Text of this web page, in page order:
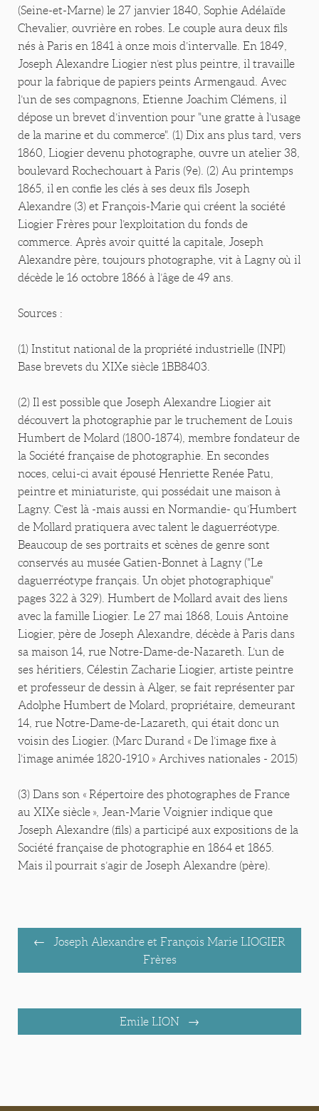
(Seine-et-Marne) le 27 janvier 1840, Sophie Adélaïde
Chevalier, ouvrière en robes. Le couple aura deux fils
nés à Paris en 1841 à onze mois d’intervalle. En 1849,
Joseph Alexandre Liogier n’est plus peintre, il travaille
pour la fabrique de papiers peints Armengaud. Avec
l’un de ses compagnons, Etienne Joachim Clémens, il
dépose un brevet d’invention pour "une gratte à l’usage
de la marine et du commerce". (1) Dix ans plus tard, vers
1860, Liogier devenu photographe, ouvre un atelier 38,
boulevard Rochechouart à Paris (9e). (2) Au printemps
1865, il en confie les clés à ses deux fils Joseph
Alexandre (3) et François-Marie qui créent la société
Liogier Frères pour l’exploitation du fonds de
commerce. Après avoir quitté la capitale, Joseph
Alexandre père, toujours photographe, vit à Lagny où il
décède le 16 octobre 1866 à l’âge de 49 ans.
Sources :
(1) Institut national de la propriété industrielle (INPI)
Base brevets du XIXe siècle 1BB8403.
(2) Il est possible que Joseph Alexandre Liogier ait
découvert la photographie par le truchement de Louis
Humbert de Molard (1800-1874), membre fondateur de
la Société française de photographie. En secondes
noces, celui-ci avait épousé Henriette Renée Patu,
peintre et miniaturiste, qui possédait une maison à
Lagny. C’est là -mais aussi en Normandie- qu’Humbert
de Mollard pratiquera avec talent le daguerréotype.
Beaucoup de ses portraits et scènes de genre sont
conservés au musée Gatien-Bonnet à Lagny ("Le
daguerréotype français. Un objet photographique"
pages 322 à 329). Humbert de Mollard avait des liens
avec la famille Liogier. Le 27 mai 1868, Louis Antoine
Liogier, père de Joseph Alexandre, décède à Paris dans
sa maison 14, rue Notre-Dame-de-Nazareth. L’un de
ses héritiers, Célestin Zacharie Liogier, artiste peintre
et professeur de dessin à Alger, se fait représenter par
Adolphe Humbert de Molard, propriétaire, demeurant
14, rue Notre-Dame-de-Lazareth, qui était donc un
voisin des Liogier. (Marc Durand « De l’image fixe à
l’image animée 1820-1910 » Archives nationales - 2015)
(3) Dans son « Répertoire des photographes de France
au XIXe siècle », Jean-Marie Voignier indique que
Joseph Alexandre (fils) a participé aux expositions de la
Société française de photographie en 1864 et 1865.
Mais il pourrait s’agir de Joseph Alexandre (père).
Joseph Alexandre et François Marie LIOGIER
Frères
Emile LION